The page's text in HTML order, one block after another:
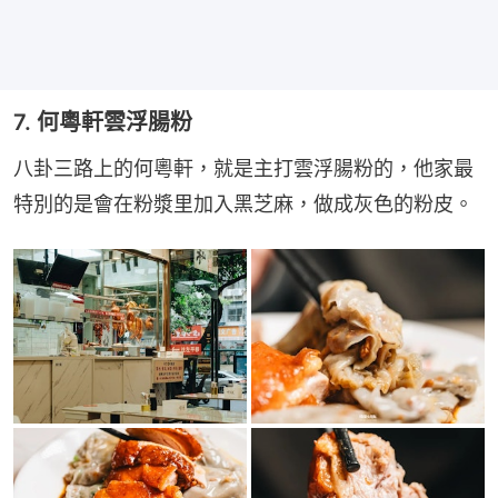
7. 何粵軒雲浮腸粉
八卦三路上的何粵軒，就是主打雲浮腸粉的，他家最
特別的是會在粉漿里加入黑芝麻，做成灰色的粉皮。